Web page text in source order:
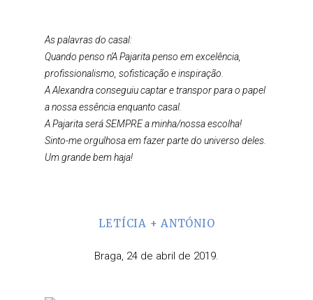
As palavras do casal:
Quando penso n’A Pajaritapenso em excelência,
profissionalismo, sofisticação e inspiração.
A Alexandra conseguiu captar e transpor para o papel
a nossa essência enquanto casal.
A Pajaritaserá SEMPRE a minha/nossa escolha!
Sinto-me orgulhosa em fazer parte do universo deles.
Um grande bem haja!
LETÍCIA + ANTÓNIO
Braga, 24 de abril de 2019.